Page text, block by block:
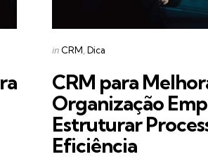
Categories
Posted
in CRM Dica
CRM para
Organização
Estruturar
Eficiência